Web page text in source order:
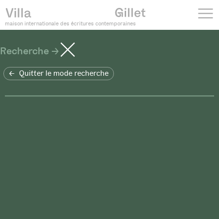
maison internationale des écritures contemporaines
Recherche
Quitter le mode recherche